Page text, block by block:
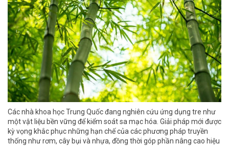
Các nhà khoa học Trung Quốc đang nghiên cứu ứng dụng tre như
một vật liệu bền vững để kiểm soát sa mạc hóa. Giải pháp mới được
kỳ vọng khắc phục những hạn chế của các phương pháp truyền
thống như rơm, cây bụi và nhựa, đồng thời góp phần nâng cao hiệu